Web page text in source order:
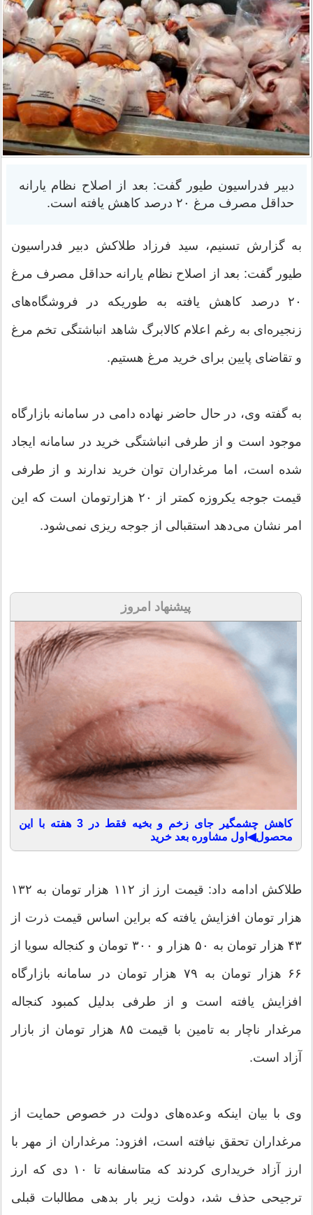
دبیر فدراسیون طیور گفت: بعد از اصلاح نظام یارانه
حداقل مصرف مرغ ۲۰ درصد کاهش یافته است.
به گزارش تسنیم، سید فرزاد طلاکش دبیر فدراسیون
طیور گفت: بعد از اصلاح نظام یارانه حداقل مصرف مرغ
۲۰ درصد کاهش یافته به طوریکه در فروشگاه‌های
زنجیره‌ای به رغم اعلام کالابرگ شاهد انباشتگی تخم مرغ
و تقاضای پایین برای خرید مرغ هستیم.
به گفته وی، در حال حاضر نهاده دامی در سامانه بازارگاه
موجود است و از طرفی انباشتگی خرید در سامانه ایجاد
شده است، اما مرغداران توان خرید ندارند و از طرفی
قیمت جوجه یکروزه کمتر از ۲۰ هزارتومان است که این
امر نشان می‌دهد استقبالی از جوجه ریزی نمی‌شود.
پیشنهاد امروز
کاهش چشمگیر جای زخم و بخیه فقط در 3 هفته با این
محصول◀اول مشاوره بعد خرید
طلاکش ادامه داد: قیمت ارز از ۱۱۲ هزار تومان به ۱۳۲
هزار تومان افزایش یافته که براین اساس قیمت ذرت از
۴۳ هزار تومان به ۵۰ هزار و ۳۰۰ تومان و کنجاله سویا از
۶۶ هزار تومان به ۷۹ هزار تومان در سامانه بازارگاه
افزایش یافته است و از طرفی بدلیل کمبود کنجاله
مرغدار ناچار به تامین با قیمت ۸۵ هزار تومان از بازار
آزاد است.
وی با بیان اینکه وعده‌های دولت در خصوص حمایت از
مرغداران تحقق نیافته است، افزود: مرغداران از مهر با
ارز آزاد خریداری کردند که متاسفانه تا ۱۰ دی که ارز
ترجیحی حذف شد، دولت زیر بار بدهی مطالبات قبلی